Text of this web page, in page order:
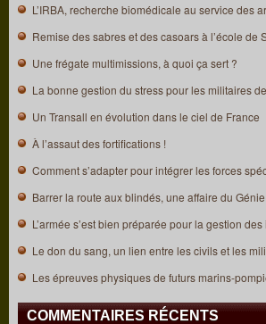
L’IRBA, recherche biomédicale au service des
Remise des sabres et des casoars à l’école de
Une frégate multimissions, à quoi ça sert ?
La bonne gestion du stress pour les militaires
Un Transall en évolution dans le ciel de France
À l’assaut des fortifications !
Comment s’adapter pour intégrer les forces
Barrer la route aux blindés, une affaire du
L’armée s’est bien préparée pour la gestion
Le don du sang, un lien entre les civils et les
Les épreuves physiques de futurs marins-
COMMENTAIRES RÉCENTS